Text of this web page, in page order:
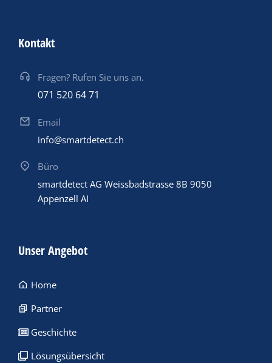
Kontakt
Fragen? Rufen Sie uns an.
071 520 64 71
Email
info@smartdetect.ch
Büro
smartdetect AG Weissbadstrasse 8B 9050
Appenzell AI
Unser Angebot
Home
Partner
Geschichte
Lösungsübersicht